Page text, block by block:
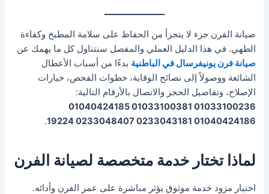
صيانة الفرن جزء لا يتجزأ من الحفاظ على سلامة المطبخ وكفاءة
الطهي. في هذا الدليل العملي والمفصل سنتناول كل ما يهمك عن
صيانة فرن يونيفرسال في الباطنية بدءًا من أسباب الأعطال
الشائعة ووصولاً إلى نصائح الوقاية، خطوات الفحص، خيارات
الإصلاح، وتفاصيل الحجز والاتصال بالأرقام التالية:
01033100236 01033100381 01040424185
01040424186 0233043181 0233048407 19224
.
لماذا تختار خدمة متخصصة لصيانة الفرن
اختيار مزود خدمة موثوق يؤثر مباشرة على عمر الفرن وأدائه.